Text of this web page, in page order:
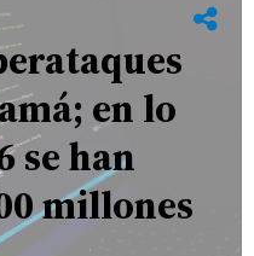
en lo
se han
millones